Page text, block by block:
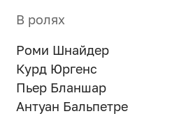
В ролях
Роми Шнайдер
Курд Юргенс
Пьер Бланшар
Антуан Бальпетре